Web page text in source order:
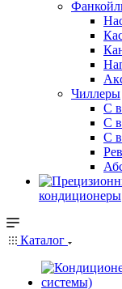
Чиллеры
С
С
С
кондиционеры
Каталог